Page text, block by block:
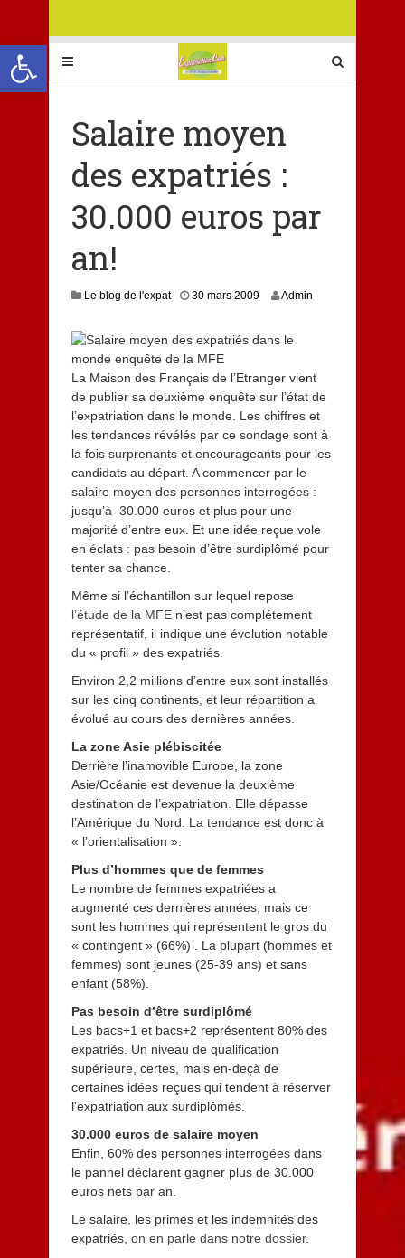
Ouvrir la barre d’outils
Salaire moyen
des expatriés :
30.000 euros par
an!
Le blog de l'expat 30 mars 2009 Admin
La Maison des Français de l’Etranger vient
de publier sa deuxième enquête sur l’état de
l’expatriation dans le monde. Les chiffres et
les tendances révélés par ce sondage sont à
la fois surprenants et encourageants pour les
candidats au départ. A commencer par le
salaire moyen des personnes interrogées :
jusqu’à 30.000 euros et plus pour une
majorité d’entre eux. Et une idée reçue vole
en éclats : pas besoin d’être surdiplômé pour
tenter sa chance.
Même si l’échantillon sur lequel repose
l’étude de la MFE n’est pas complétement
représentatif, il indique une évolution notable
du « profil » des expatriés.
Environ 2,2 millions d’entre eux sont installés
sur les cinq continents, et leur répartition a
évolué au cours des dernières années.
La zone Asie plébiscitée
Derrière l’inamovible Europe, la zone
Asie/Océanie est devenue la deuxième
destination de l’expatriation. Elle dépasse
l’Amérique du Nord. La tendance est donc à
« l’orientalisation ».
Plus d’hommes que de femmes
Le nombre de femmes expatriées a
augmenté ces dernières années, mais ce
sont les hommes qui représentent le gros du
« contingent » (66%) . La plupart (hommes et
femmes) sont jeunes (25-39 ans) et sans
enfant (58%).
Pas besoin d’être surdiplômé
Les bacs+1 et bacs+2 représentent 80% des
expatriés. Un niveau de qualification
supérieure, certes, mais en-deçà de
certaines idées reçues qui tendent à réserver
l’expatriation aux surdiplômés.
30.000 euros de salaire moyen
Enfin, 60% des personnes interrogées dans
le pannel déclarent gagner plus de 30.000
euros nets par an.
Le salaire, les primes et les indemnités des
expatriés, on en parle dans notre dossier.